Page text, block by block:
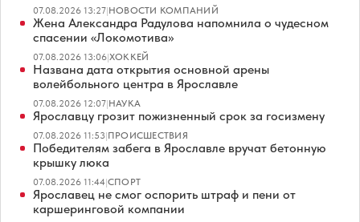
07.08.2026 13:27|НОВОСТИ КОМПАНИЙ
Жена Александра Радулова напомнила о чудесном
спасении «Локомотива»
07.08.2026 13:06|ХОККЕЙ
Названа дата открытия основной арены
волейбольного центра в Ярославле
07.08.2026 12:07|НАУКА
Ярославцу грозит пожизненный срок за госизмену
07.08.2026 11:53|ПРОИСШЕСТВИЯ
Победителям забега в Ярославле вручат бетонную
крышку люка
07.08.2026 11:44|СПОРТ
Ярославец не смог оспорить штраф и пени от
каршеринговой компании